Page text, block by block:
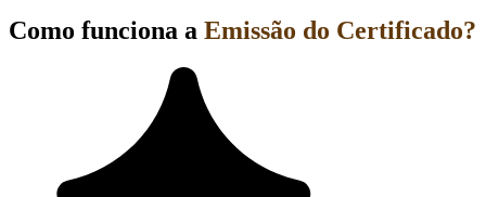
Como funciona a Emissão do Certificado?